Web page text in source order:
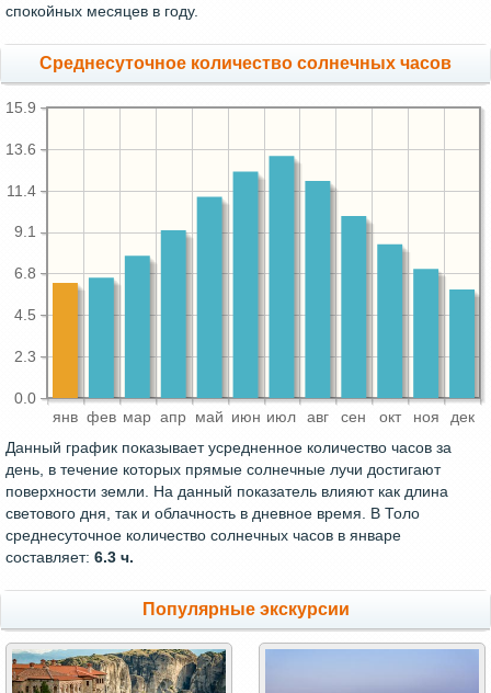
спокойных месяцев в году.
Среднесуточное количество солнечных часов
янв фев мар апр май июн июл авг сен окт ноя дек
0.0
2.3
4.5
6.8
9.1
11.4
13.6
15.9
Данный график показывает усредненное количество часов за
день, в течение которых прямые солнечные лучи достигают
поверхности земли. На данный показатель влияют как длина
светового дня, так и облачность в дневное время. В Толо
среднесуточное количество солнечных часов в январе
составляет: 6.3 ч.
Популярные экскурсии